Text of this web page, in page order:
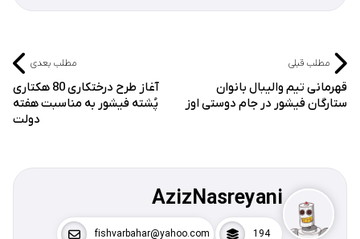
مطلب قبلی
قهرمانی تیم والیبال بانوان
ستارگان فیشور در جام دوستی اوز
مطلب بعدی
آغاز طرح درختکاری 80 هکتاری
پُشته فیشور به مناسبت هفته
دولت
AzizNasreyani
194
fishvarbahar@yahoo.com